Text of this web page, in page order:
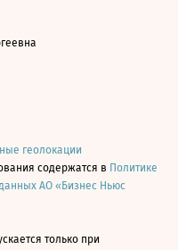
геолокации
содержатся в Политике
АО «Бизнес Ньюс
только при